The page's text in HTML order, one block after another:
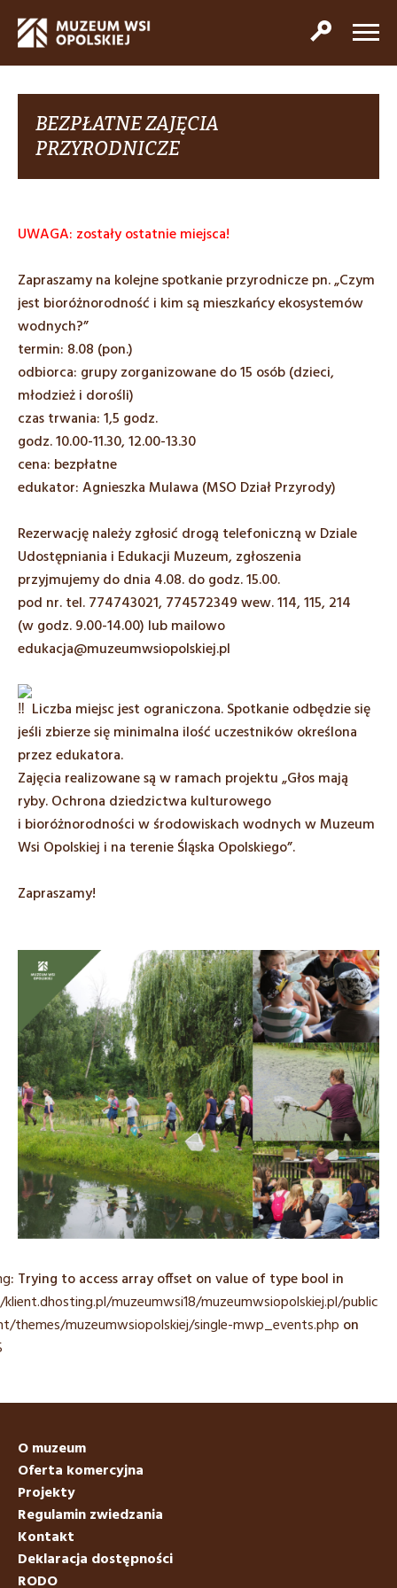
BEZPŁATNE ZAJĘCIA
PRZYRODNICZE
UWAGA: zostały ostatnie miejsca!
Zapraszamy na kolejne spotkanie przyrodnicze pn. „Czym
jest bioróżnorodność i kim są mieszkańcy ekosystemów
wodnych?”
termin: 8.08 (pon.)
odbiorca: grupy zorganizowane do 15 osób (dzieci,
młodzież i dorośli)
czas trwania: 1,5 godz.
godz. 10.00-11.30, 12.00-13.30
cena: bezpłatne
edukator: Agnieszka Mulawa (MSO Dział Przyrody)
Rezerwację należy zgłosić drogą telefoniczną w Dziale
Udostępniania i Edukacji Muzeum, zgłoszenia
przyjmujemy do dnia 4.08. do godz. 15.00.
pod nr. tel. 774743021, 774572349 wew. 114, 115, 214
(w godz. 9.00-14.00) lub mailowo
edukacja@muzeumwsiopolskiej.pl
Liczba miejsc jest ograniczona. Spotkanie odbędzie się
jeśli zbierze się minimalna ilość uczestników określona
przez edukatora.
Zajęcia realizowane są w ramach projektu „Głos mają
ryby. Ochrona dziedzictwa kulturowego
i bioróżnorodności w środowiskach wodnych w Muzeum
Wsi Opolskiej i na terenie Śląska Opolskiego”.
Zapraszamy!
: Trying to access array offset on value of type bool in
muzeumwsi18/muzeumwsiopolskiej.pl/
themes/muzeumwsiopolskiej/single-mwp_events.php on
O muzeum
Oferta komercyjna
Projekty
Regulamin zwiedzania
Kontakt
Deklaracja dostępności
RODO